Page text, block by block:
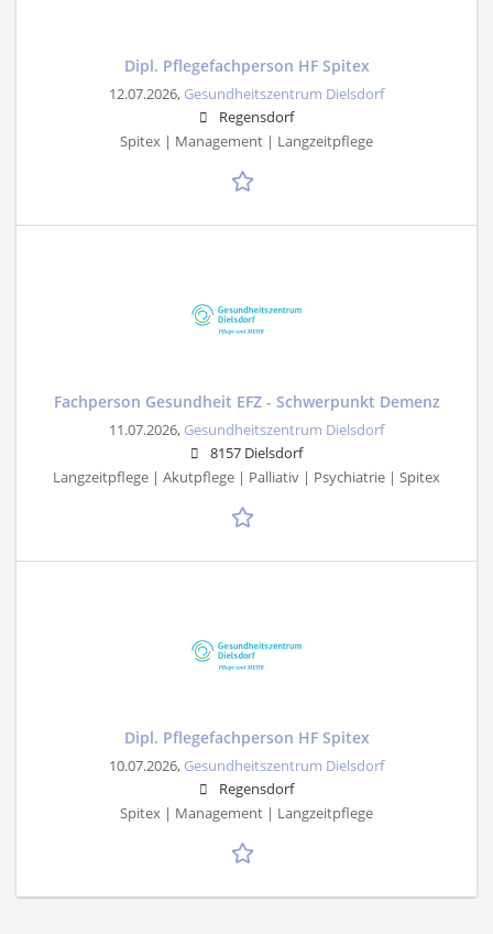
Dipl. Pflegefachperson HF Spitex
12.07.2026, Gesundheitszentrum Dielsdorf
Regensdorf
Spitex | Management | Langzeitpflege
Fachperson Gesundheit EFZ - Schwerpunkt Demenz
11.07.2026, Gesundheitszentrum Dielsdorf
8157 Dielsdorf
Langzeitpflege | Akutpflege | Palliativ | Psychiatrie | Spitex
Dipl. Pflegefachperson HF Spitex
10.07.2026, Gesundheitszentrum Dielsdorf
Regensdorf
Spitex | Management | Langzeitpflege